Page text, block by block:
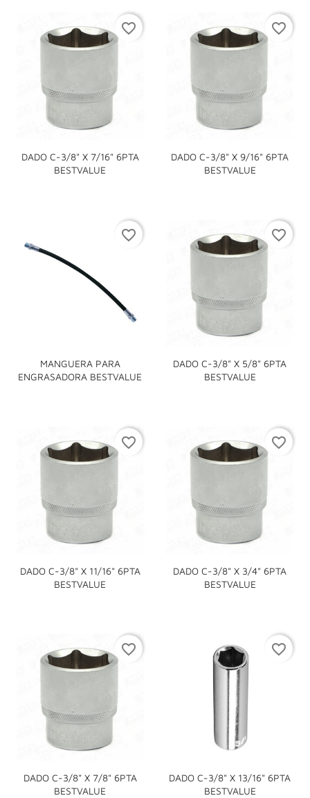
DADO C-3/8" X 7/16" 6PTA
BESTVALUE
favorite_border
DADO C-3/8" X 9/16" 6PTA
BESTVALUE
favorite_border
MANGUERA PARA
ENGRASADORA BESTVALUE
favorite_border
DADO C-3/8" X 5/8" 6PTA
BESTVALUE
favorite_border
DADO C-3/8" X 11/16" 6PTA
BESTVALUE
favorite_border
DADO C-3/8" X 3/4" 6PTA
BESTVALUE
favorite_border
DADO C-3/8" X 7/8" 6PTA
BESTVALUE
favorite_border
DADO C-3/8" X 13/16" 6PTA
BESTVALUE
favorite_border